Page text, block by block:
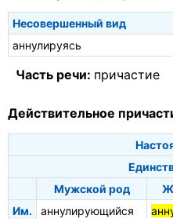
Несовершенный вид
аннулируясь
Часть речи: причастие
Действительное
Мужской род
Им.
аннулирующийся